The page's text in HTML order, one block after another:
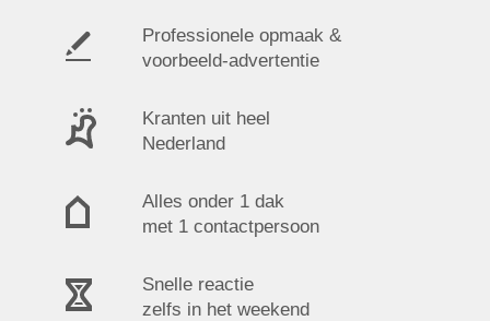
Professionele opmaak &
voorbeeld-advertentie
Kranten uit heel
Nederland
Alles onder 1 dak
met 1 contactpersoon
Snelle reactie
zelfs in het weekend